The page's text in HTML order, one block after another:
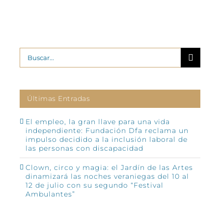
Buscar:
Últimas Entradas
El empleo, la gran llave para una vida
independiente: Fundación Dfa reclama un
impulso decidido a la inclusión laboral de
las personas con discapacidad
Clown, circo y magia: el Jardín de las Artes
dinamizará las noches veraniegas del 10 al
12 de julio con su segundo “Festival
Ambulantes”